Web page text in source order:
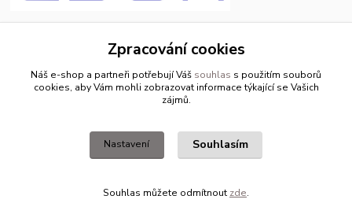
+420 799 500 769
pracovní dny 8-11hod.,13-15hod.
Zpracování cookies
Náš e-shop a partneři potřebují Váš souhlas s použitím souborů
cookies, aby Vám mohli zobrazovat informace týkající se Vašich
zájmů.
Nastavení Souhlasím
Souhlas můžete odmítnout zde.